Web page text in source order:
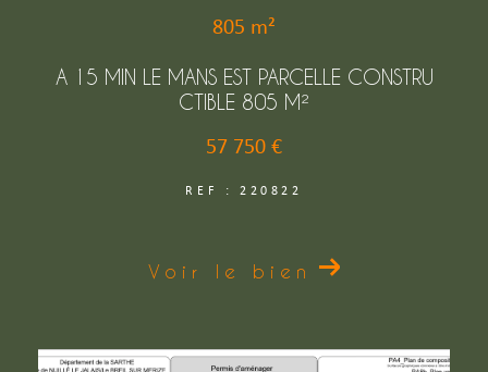
805 m²
A 15 MIN LE MANS EST PARCELLE CONSTRU
CTIBLE 805 M²
57 750 €
REF : 220822
Voir le bien